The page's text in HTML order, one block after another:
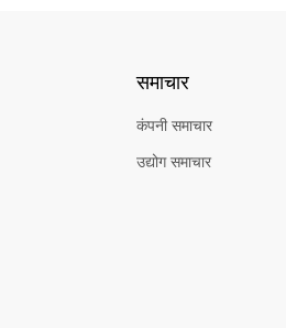
समाचार
कंपनी समाचार
उद्योग समाचार